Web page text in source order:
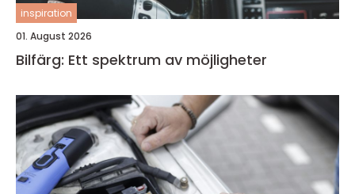
inspiration
01. August 2026
Bilfärg: Ett spektrum av möjligheter